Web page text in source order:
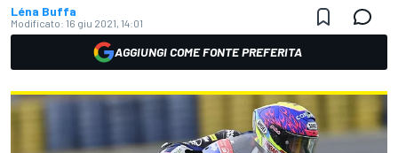
Léna Buffa
Modificato: 16 giu 2021, 14:01
AGGIUNGI COME FONTE PREFERITA